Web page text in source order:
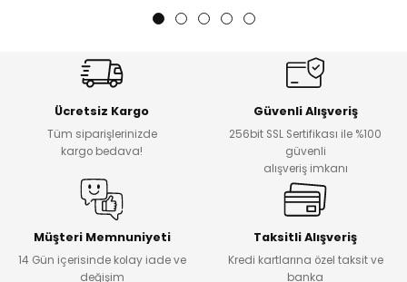
Ücretsiz Kargo
Tüm siparişlerinizde
kargo bedava!
Güvenli Alışveriş
256bit SSL Sertifikası ile %100
güvenli
alışveriş imkanı
Müşteri Memnuniyeti
14 Gün içerisinde kolay iade ve
değişim
Taksitli Alışveriş
Kredi kartlarına özel taksit ve
banka